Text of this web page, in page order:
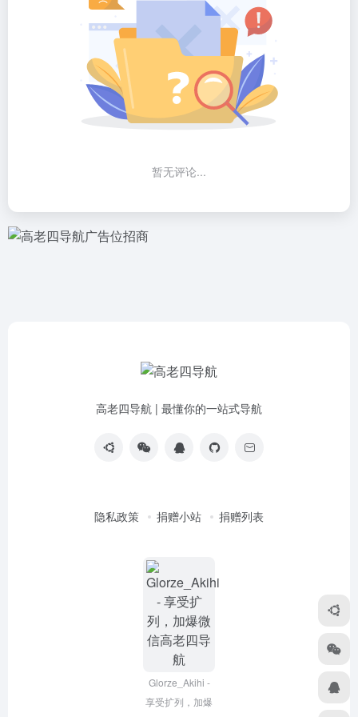
暂无评论...
高老四导航 | 最懂你的一站式导航
隐私政策 捐赠小站 捐赠列表
Glorze_Akihi -
享受扩列，加爆